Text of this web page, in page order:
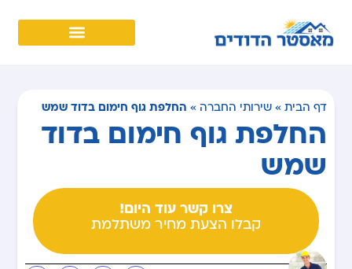
דף הבית »שירותי החברה » החלפת גוף חימום בדוד שמש
החלפת גוף חימום בדוד
שמש
צרו קשר עוד היום!
קבלו הצעת מחיר משתלמת